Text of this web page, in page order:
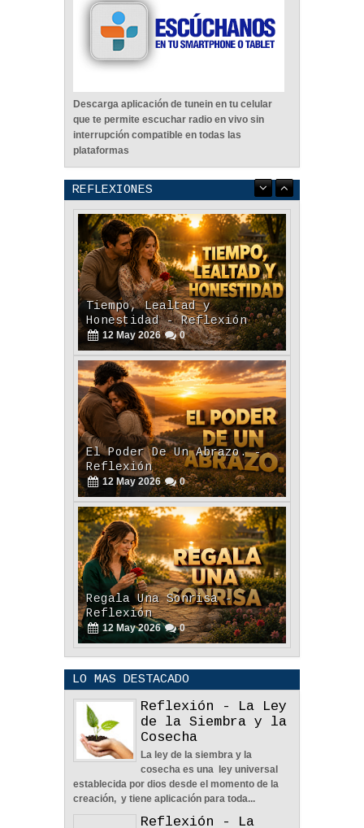
Descarga aplicación de tunein en tu celular
que te permite escuchar radio en vivo sin
interrupción compatible en todas las
plataformas
Tiempo, Lealtad y
Honestidad - Reflexión
12 May 2026 0
El Poder De Un Abrazo. -
Reflexión
12 May 2026 0
Regala Una Sonrisa -
Reflexión
12 May 2026 0
POLÍTICA DE PRIVACIDAD
25 Aug 2023 0
Reflexión - La Ley
de la Siembra y la
Cosecha
La ley de la siembra y la
cosecha es una ley universal
establecida por dios desde el momento de la
creación, y tiene aplicación para toda...